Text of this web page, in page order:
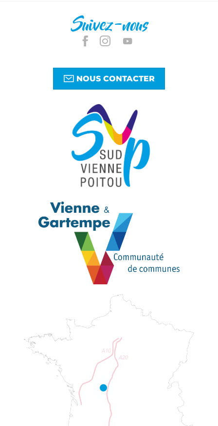
Suivez-nous
NOUS CONTACTER